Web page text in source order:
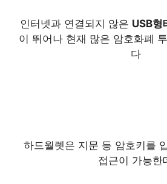
인터넷과 연결되지 않은 USB형
이 뛰어나 현재 많은 암호화폐
다
하드월렛은 지문 등 암호키를
접근이 가능한